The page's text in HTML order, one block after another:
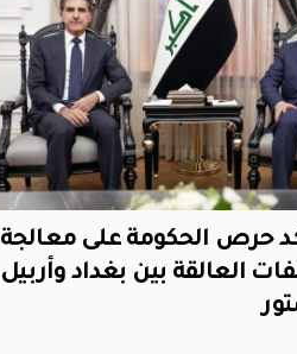
حرص الحكومة على معالجة
العالقة بين بغداد وأربيل